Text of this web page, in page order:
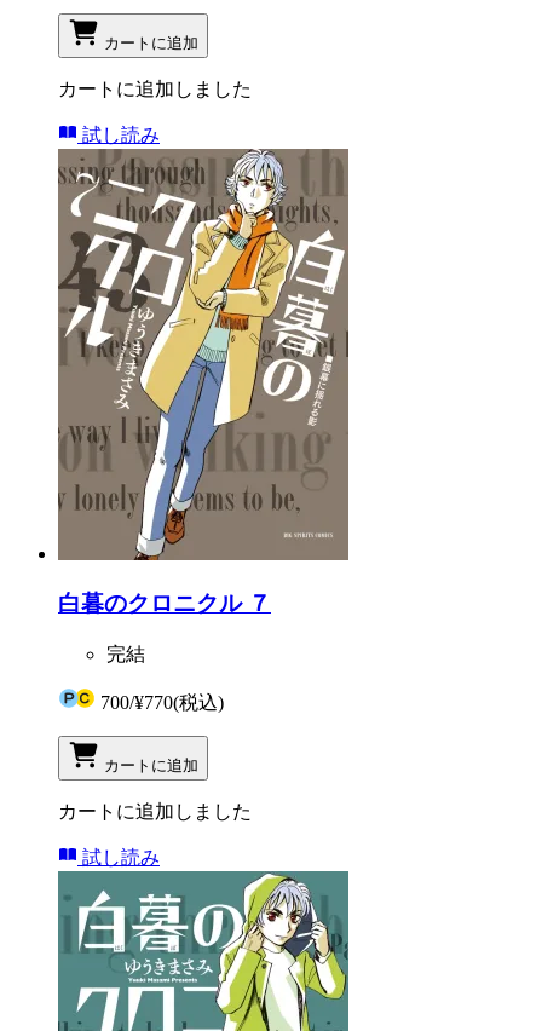
カートに追加
カートに追加しました
試し読み
白暮のクロニクル ７
完結
700/¥770(税込)
カートに追加
カートに追加しました
試し読み